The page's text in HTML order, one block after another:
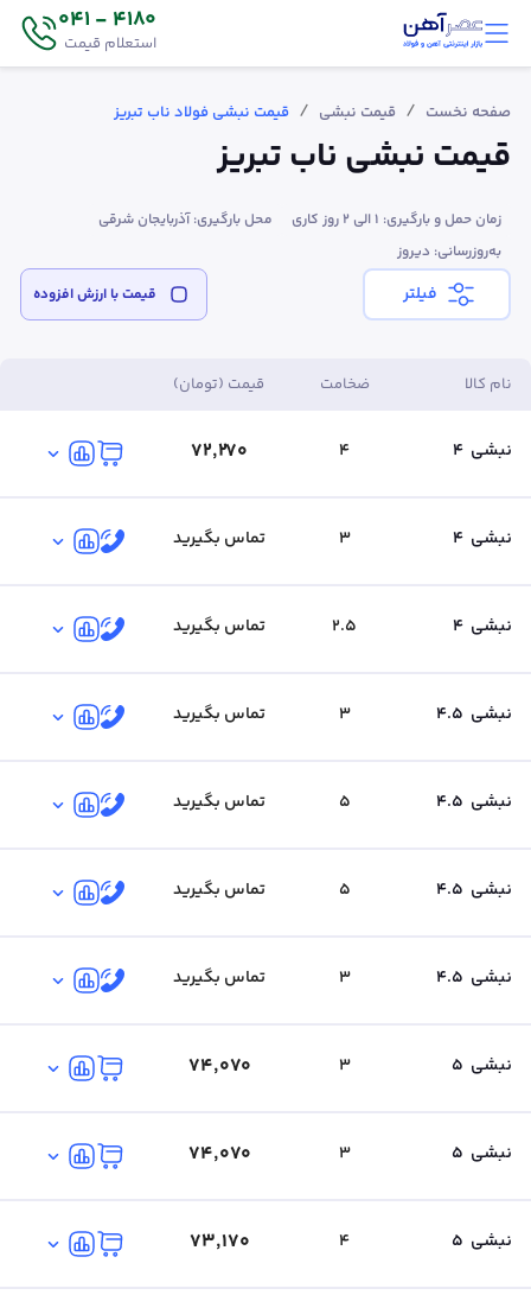
4180 - 041
استعلام قیمت
صفحه نخست / قیمت نبشی / قیمت نبشی فولاد ناب تبریز
قیمت نبشی ناب تبریز
زمان حمل و بارگیری: 1 الی 2 روز کاری
محل بارگیری: آذربایجان شرقی
به‌روزرسانی: دیروز
فیلتر قیمت‌ با ارزش افزوده
نام کالا ضخامت قیمت (تومان)
نبشی 4
4 ۷۲٬۲۷۰
نبشی 4
3 تماس بگیرید
نبشی 4
2.5 تماس بگیرید
نبشی 4.5
3 تماس بگیرید
نبشی 4.5
5 تماس بگیرید
نبشی 4.5
5 تماس بگیرید
نبشی 4.5
3 تماس بگیرید
نبشی 5
3 ۷۴٬۰۷۰
نبشی 5
3 ۷۴٬۰۷۰
نبشی 5
4 ۷۳٬۱۷۰